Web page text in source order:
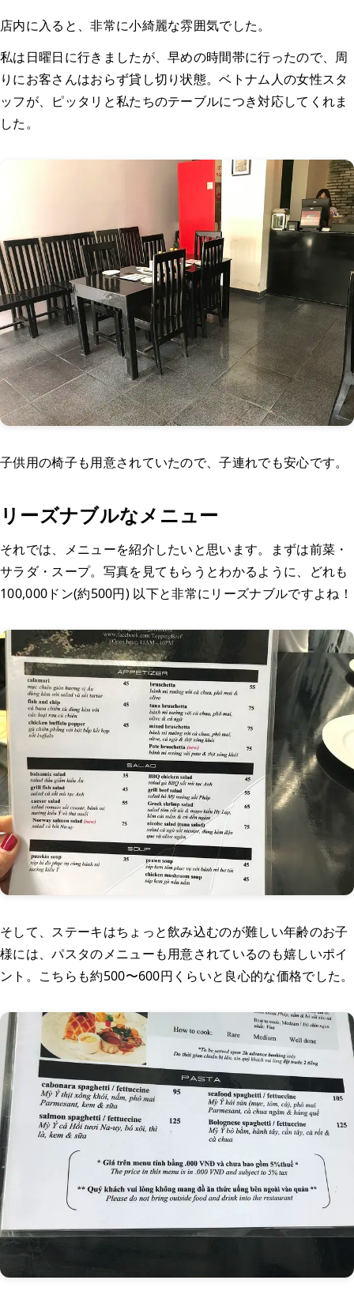
店内に入ると、非常に小綺麗な雰囲気でした。
私は日曜日に行きましたが、早めの時間帯に行ったので、周
りにお客さんはおらず貸し切り状態。ベトナム人の女性スタ
ッフが、ピッタリと私たちのテーブルにつき対応してくれま
した。
子供用の椅子も用意されていたので、子連れでも安心です。
リーズナブルなメニュー
それでは、メニューを紹介したいと思います。まずは前菜・
サラダ・スープ。写真を見てもらうとわかるように、どれも
100,000ドン(約500円) 以下と非常にリーズナブルですよね！
そして、ステーキはちょっと飲み込むのが難しい年齢のお子
様には、パスタのメニューも用意されているのも嬉しいポイ
ント。こちらも約500〜600円くらいと良心的な価格でした。